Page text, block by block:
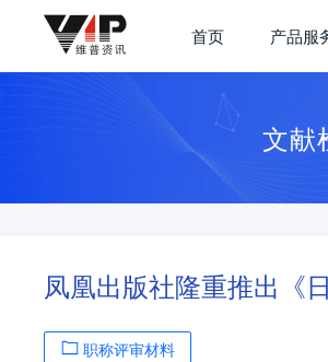
首页 产品服
文献
凤凰出版社隆重推出《
职称评审材料